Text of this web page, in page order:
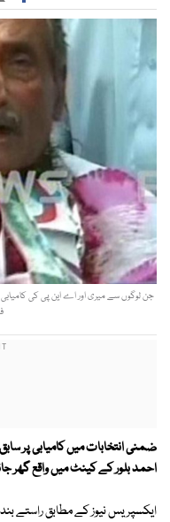
جن لوگوں سے میری اور اے این پی کی
ضمنی انتخابات میں کامیابی پر
احمد بلور کے کینٹ میں واقع گھر
ایکسپریس نیوز کے مطابق راستے